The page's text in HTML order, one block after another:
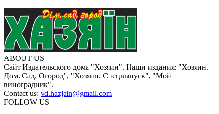
ABOUT US
Сайт Издательского дома "Хозяин". Наши издания: "Хозяин.
Дом. Сад. Огород", "Хозяин. Спецвыпуск", "Мой
виноградник".
Contact us: vd.hazjain@gmail.com
FOLLOW US